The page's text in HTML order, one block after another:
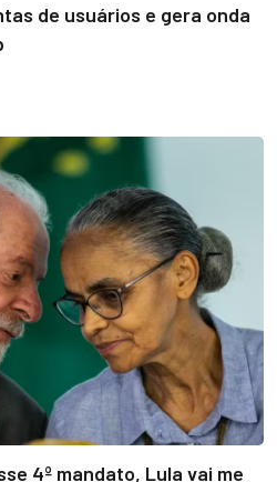
de usuários e gera onda
4º mandato, Lula vai me